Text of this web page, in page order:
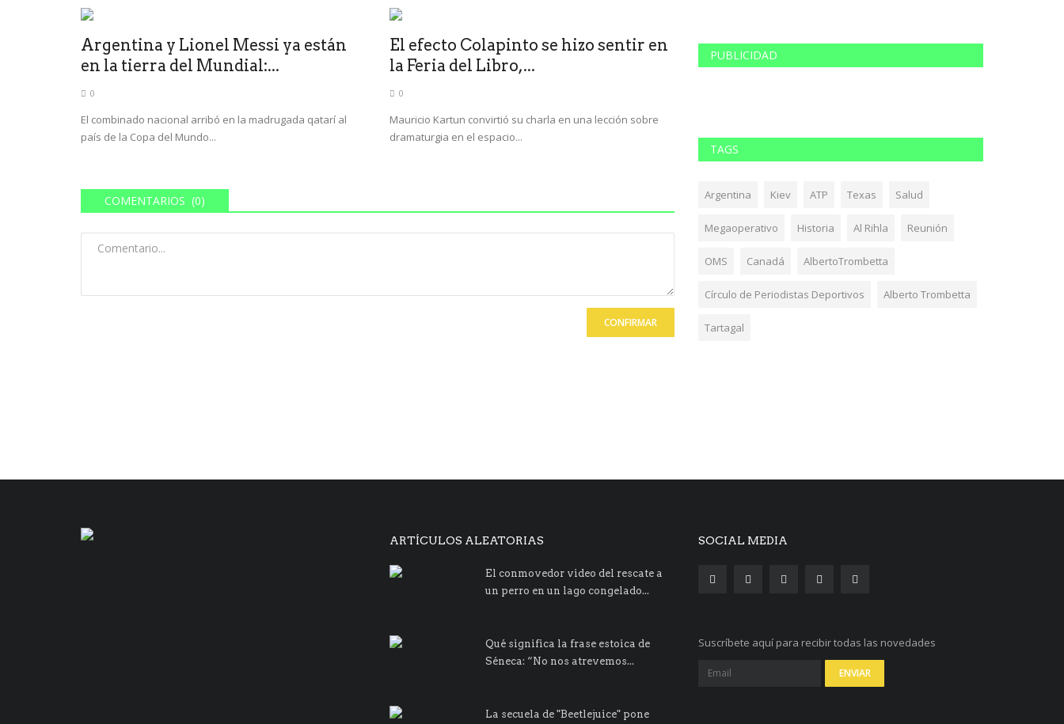
Argentina y Lionel Messi ya están
en la tierra del Mundial:...
0
El combinado nacional arribó en la madrugada qatarí al
país de la Copa del Mundo...
El efecto Colapinto se hizo sentir en
la Feria del Libro,...
0
Mauricio Kartun convirtió su charla en una lección sobre
dramaturgia en el espacio...
COMENTARIOS (0)
CONFIRMAR
PUBLICIDAD
TAGS
Argentina Kiev ATP Texas Salud
Megaoperativo Historia Al Rihla Reunión
OMS Canadá AlbertoTrombetta
Círculo de Periodistas Deportivos Alberto Trombetta
Tartagal
ARTÍCULOS ALEATORIAS
El conmovedor video del rescate a
un perro en un lago congelado...
Qué significa la frase estoica de
Séneca: “No nos atrevemos...
La secuela de "Beetlejuice" pone
SOCIAL MEDIA
Suscríbete aquí para recibir todas las novedades